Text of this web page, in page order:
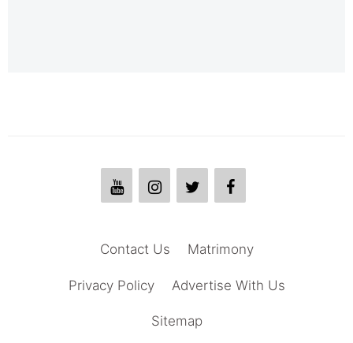
Matrimony
Contact Us
Advertise With Us
Privacy Policy
Sitemap